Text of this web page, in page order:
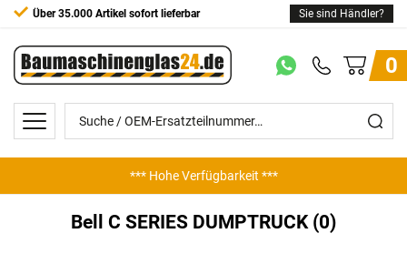
Über 35.000 Artikel sofort lieferbar Sie sind Händler?
0
*** Hohe Verfügbarkeit ***
Bell C SERIES DUMPTRUCK (0)